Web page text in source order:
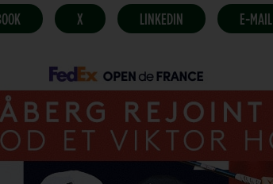
X LINKEDIN E-MAIL